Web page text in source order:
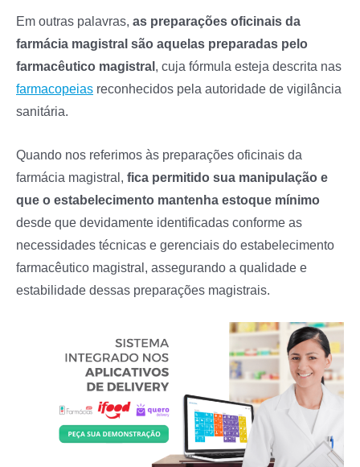
Em outras palavras, as preparações oficinais da
farmácia magistral são aquelas preparadas pelo
farmacêutico magistral, cuja fórmula esteja descrita nas
farmacopeias reconhecidos pela autoridade de vigilância
sanitária.
Quando nos referimos às preparações oficinais da
farmácia magistral, fica permitido sua manipulação e
que o estabelecimento mantenha estoque mínimo
desde que devidamente identificadas conforme as
necessidades técnicas e gerenciais do estabelecimento
farmacêutico magistral, assegurando a qualidade e
estabilidade dessas preparações magistrais.